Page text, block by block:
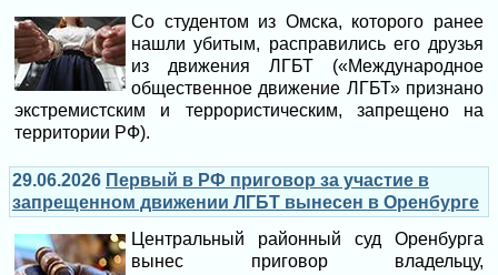
Со студентом из Омска, которого ранее
нашли убитым, расправились его друзья
из движения ЛГБТ («Международное
общественное движение ЛГБТ» признано
экстремистским и террористическим, запрещено на
территории РФ).
29.06.2026 Первый в РФ приговор за участие в
запрещенном движении ЛГБТ вынесен в Оренбурге
Центральный районный суд Оренбурга
вынес приговор владельцу,